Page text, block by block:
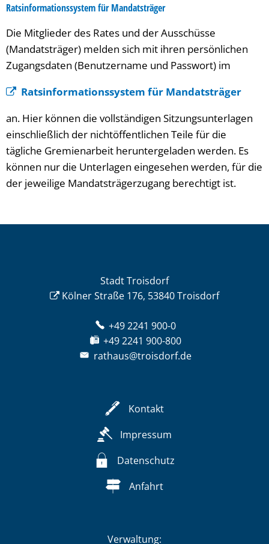
Ratsinformationssystem für Mandatsträger
Die Mitglieder des Rates und der Ausschüsse
(Mandatsträger) melden sich mit ihren persönlichen
Zugangsdaten (Benutzername und Passwort) im
Ratsinformationssystem für Mandatsträger
an. Hier können die vollständigen Sitzungsunterlagen
einschließlich der nichtöffentlichen Teile für die
tägliche Gremienarbeit heruntergeladen werden. Es
können nur die Unterlagen eingesehen werden, für die
der jeweilige Mandatsträgerzugang berechtigt ist.
Stadt Troisdorf
Kölner Straße 176, 53840 Troisdorf
+49 2241 900-0
+49 2241 900-800
rathaus@troisdorf.de
Kontakt
Impressum
Datenschutz
Anfahrt
Verwaltung: